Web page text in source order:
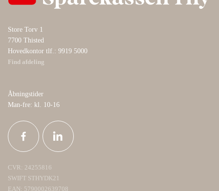
Store Torv 1
7700 Thisted
Hovedkontor tlf.: 9919 5000
Find afdeling
Åbningstider
Man-fre: kl. 10-16
CVR: 24255816
SWIFT STHYDK21
EAN: 5790002639708